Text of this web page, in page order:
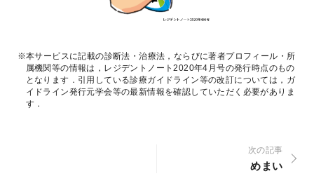
※本サービスに記載の診断法・治療法，ならびに著者プロフィール・所
属機関等の情報は，レジデントノート2020年4月号の発行時点のもの
となります．引用している診療ガイドライン等の改訂については，ガ
イドライン発行元学会等の最新情報を確認していただく必要がありま
す．
次の記事
めまい